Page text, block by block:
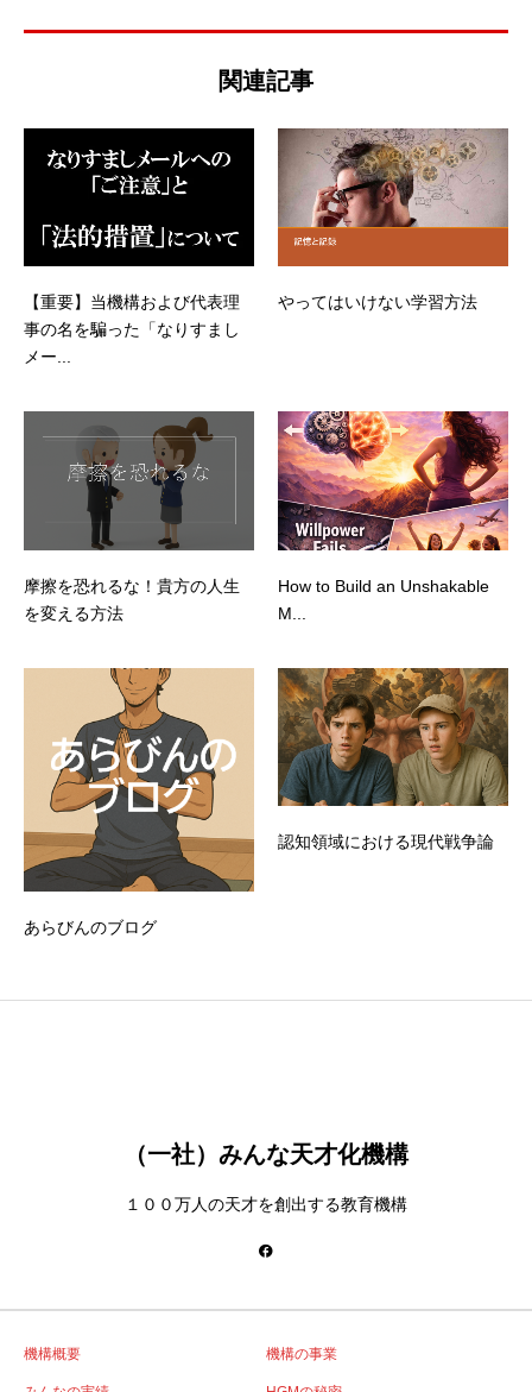
関連記事
【重要】当機構および代表理
事の名を騙った「なりすまし
メー...
やってはいけない学習方法
摩擦を恐れるな！貴方の人生
を変える方法
How to Build an Unshakable
M...
あらびんのブログ
認知領域における現代戦争論
（一社）みんな天才化機構
１００万人の天才を創出する教育機構
機構概要 機構の事業